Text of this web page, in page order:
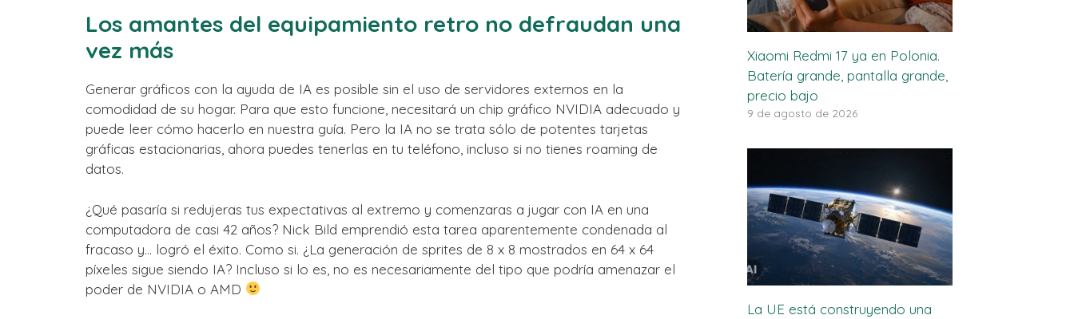
Los amantes del equipamiento retro no defraudan una
vez más
Generar gráficos con la ayuda de IA es posible sin el uso de servidores externos en la
comodidad de su hogar. Para que esto funcione, necesitará un chip gráfico NVIDIA adecuado y
puede leer cómo hacerlo en nuestra guía. Pero la IA no se trata sólo de potentes tarjetas
gráficas estacionarias, ahora puedes tenerlas en tu teléfono, incluso si no tienes roaming de
datos.
¿Qué pasaría si redujeras tus expectativas al extremo y comenzaras a jugar con IA en una
computadora de casi 42 años? Nick Bild emprendió esta tarea aparentemente condenada al
fracaso y… logró el éxito. Como si. ¿La generación de sprites de 8 x 8 mostrados en 64 x 64
píxeles sigue siendo IA? Incluso si lo es, no es necesariamente del tipo que podría amenazar el
poder de NVIDIA o AMD
Xiaomi Redmi 17 ya en Polonia.
Batería grande, pantalla grande,
precio bajo
9 de agosto de 2026
La UE está construyendo una